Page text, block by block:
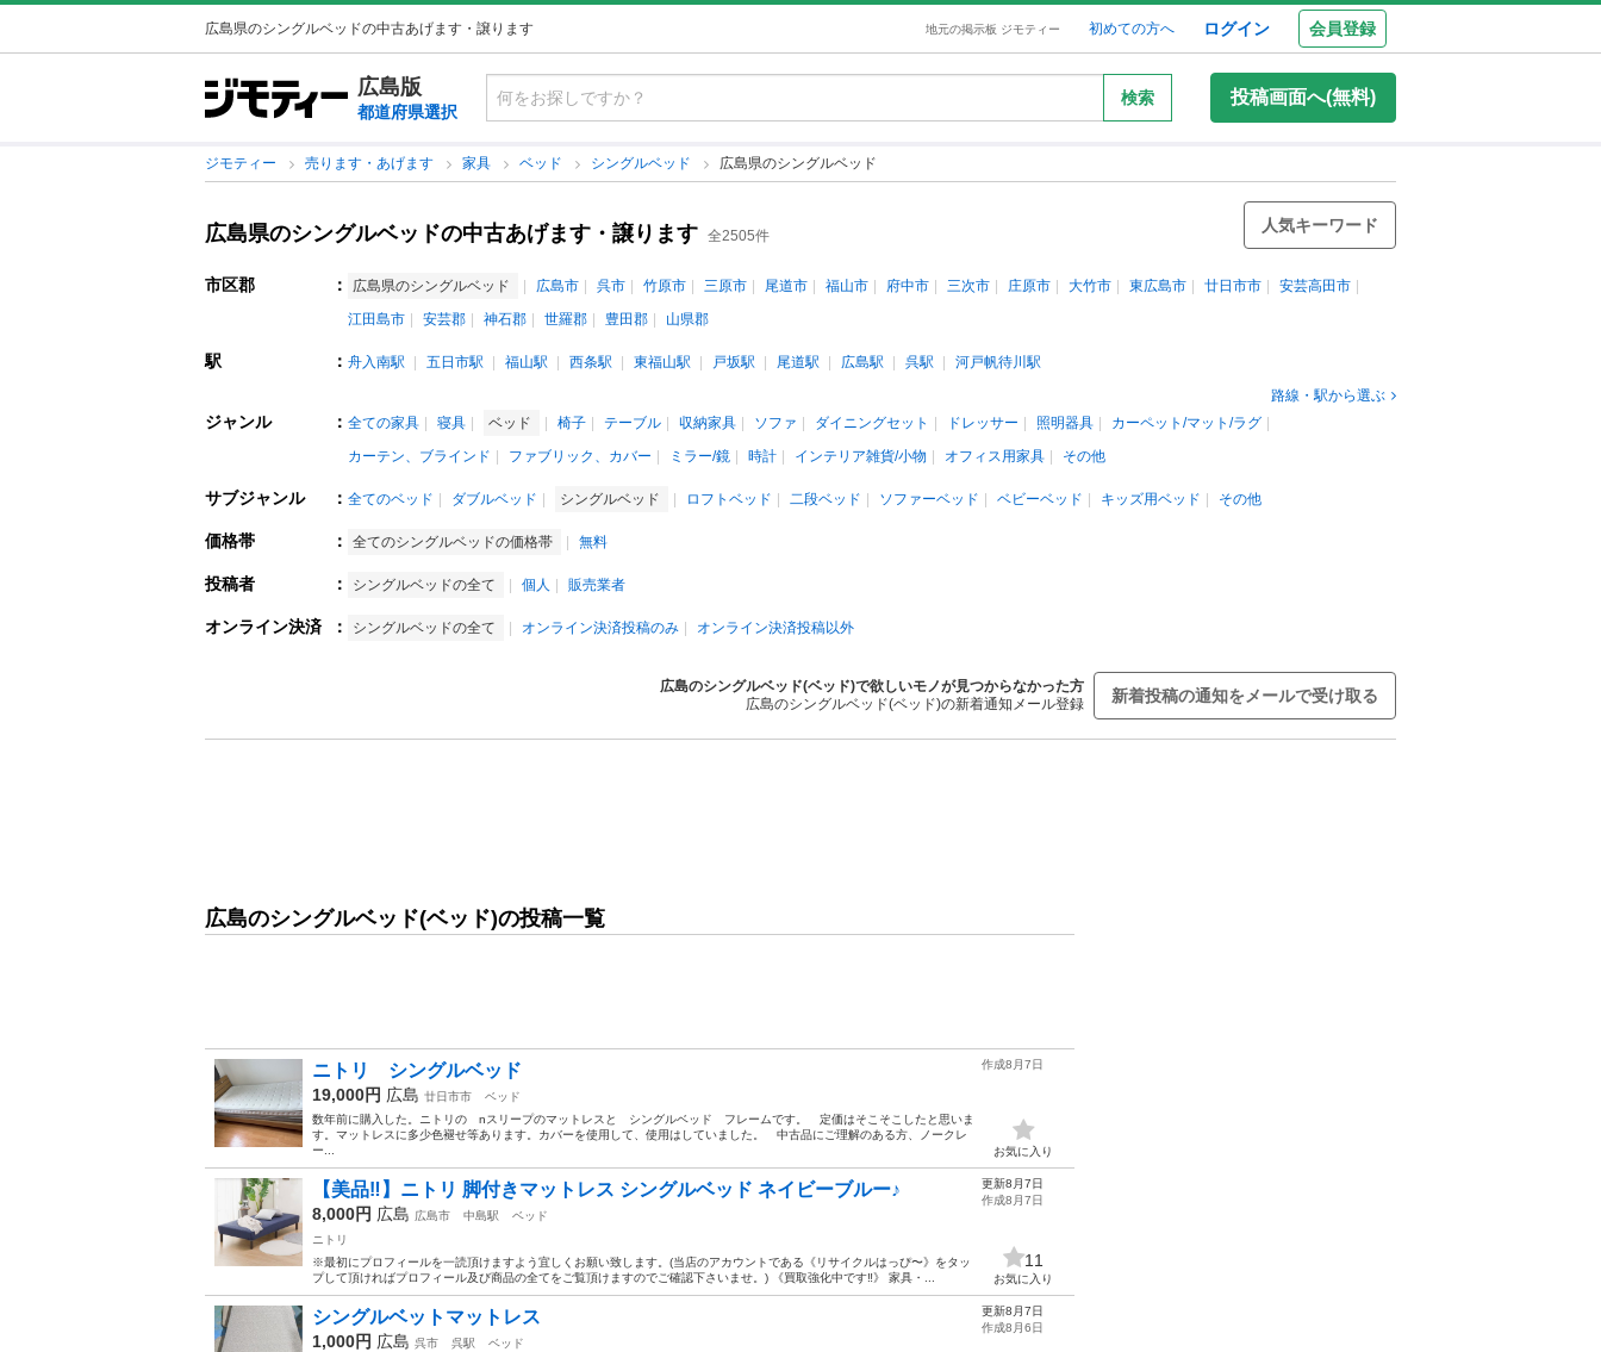
広島県のシングルベッドの中古あげます・譲ります 地元の掲示板 ジモティー 初めての方へ ログイン 会員登録
広島版
都道府県選択
検索 投稿画面へ(無料)
ジモティー 売ります・あげます 家具 ベッド シングルベッド 広島県のシングルベッド
広島県のシングルベッドの中古あげます・譲ります 全2505件
人気キーワード
市区郡 ： 広島県のシングルベッド 広島市 呉市 竹原市 三原市 尾道市 福山市 府中市 三次市 庄原市 大竹市 東広島市 廿日市市
安芸高田市
江田島市
安芸郡 神石郡 世羅郡 豊田郡 山県郡
駅 ： 舟入南駅 五日市駅 福山駅 西条駅 東福山駅 戸坂駅 尾道駅 広島駅 呉駅
河戸帆待川駅
路線・駅から選ぶ
ジャンル ： 全ての家具 寝具 ベッド 椅子 テーブル 収納家具 ソファ ダイニングセット ドレッサー 照明器具
カーペット/マット/ラグ
カーテン、ブラインド
ファブリック、カバー ミラー/鏡 時計 インテリア雑貨/小物 オフィス用家具 その他
サブジャンル ： 全てのベッド ダブルベッド シングルベッド ロフトベッド 二段ベッド ソファーベッド ベビーベッド キッズ用ベッド その他
価格帯 ： 全てのシングルベッドの価格帯 無料
投稿者 ： シングルベッドの全て 個人 販売業者
オンライン決済 ： シングルベッドの全て オンライン決済投稿のみ オンライン決済投稿以外
広島のシングルベッド(ベッド)で欲しいモノが見つからなかった方
広島のシングルベッド(ベッド)の新着通知メール登録
新着投稿の通知をメールで受け取る
広島のシングルベッド(ベッド)の投稿一覧
ニトリ シングルベッド
19,000円 広島 廿日市市
ベッド
数年前に購入した。ニトリの nスリープのマットレスと シングルベッド フレームです。 定価はそこそこしたと思いま
す。マットレスに多少色褪せ等あります。カバーを使用して、使用はしていました。 中古品にご理解のある方、ノークレ
ー...
作成8月7日
お気に入り
【美品‼️】ニトリ 脚付きマットレス シングルベッド ネイビーブルー♪
8,000円 広島 広島市 中島駅
ベッド
ニトリ
※最初にプロフィールを一読頂けますよう宜しくお願い致します。(当店のアカウントである《リサイクルはっぴ〜》をタッ
プして頂ければプロフィール及び商品の全てをご覧頂けますのでご確認下さいませ。) 《買取強化中です‼️》 家具・...
更新8月7日
作成8月7日
11
お気に入り
シングルベットマットレス
1,000円 広島 呉市 呉駅
ベッド
更新8月7日
作成8月6日